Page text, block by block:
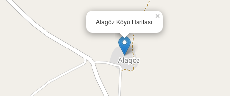
Alagöz Köyü Haritası
×